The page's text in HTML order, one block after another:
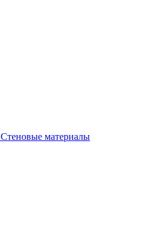
Стеновые материалы